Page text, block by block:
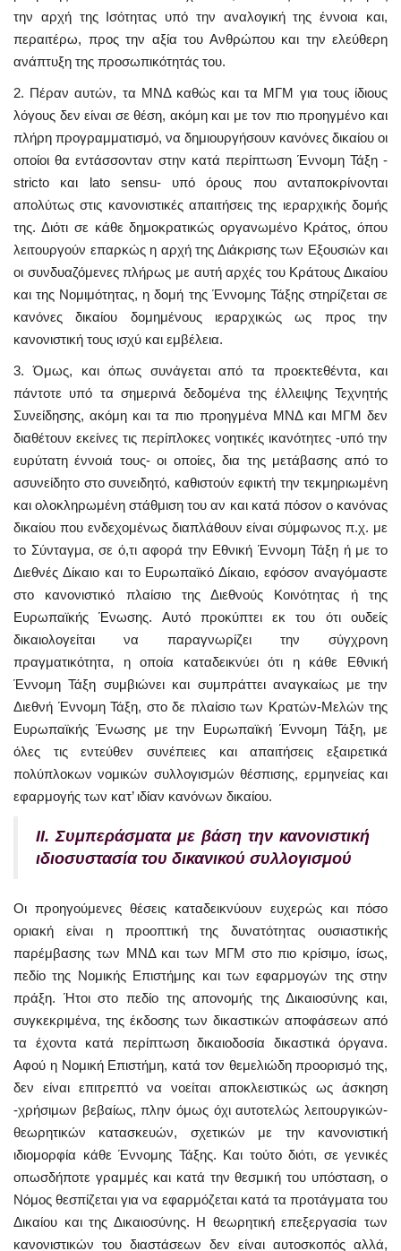
την αρχή της Ισότητας υπό την αναλογική της έννοια και,
περαιτέρω, προς την αξία του Ανθρώπου και την ελεύθερη
ανάπτυξη της προσωπικότητάς του.
2. Πέραν αυτών, τα ΜΝΔ καθώς και τα ΜΓΜ για τους ίδιους
λόγους δεν είναι σε θέση, ακόμη και με τον πιο προηγμένο και
πλήρη προγραμματισμό, να δημιουργήσουν κανόνες δικαίου οι
οποίοι θα εντάσσονταν στην κατά περίπτωση Έννομη Τάξη -
stricto και lato sensu- υπό όρους που ανταποκρίνονται
απολύτως στις κανονιστικές απαιτήσεις της ιεραρχικής δομής
της. Διότι σε κάθε δημοκρατικώς οργανωμένο Κράτος, όπου
λειτουργούν επαρκώς η αρχή της Διάκρισης των Εξουσιών και
οι συνδυαζόμενες πλήρως με αυτή αρχές του Κράτους Δικαίου
και της Νομιμότητας, η δομή της Έννομης Τάξης στηρίζεται σε
κανόνες δικαίου δομημένους ιεραρχικώς ως προς την
κανονιστική τους ισχύ και εμβέλεια.
3. Όμως, και όπως συνάγεται από τα προεκτεθέντα, και
πάντοτε υπό τα σημερινά δεδομένα της έλλειψης Τεχνητής
Συνείδησης, ακόμη και τα πιο προηγμένα ΜΝΔ και ΜΓΜ δεν
διαθέτουν εκείνες τις περίπλοκες νοητικές ικανότητες -υπό την
ευρύτατη έννοιά τους- οι οποίες, δια της μετάβασης από το
ασυνείδητο στο συνειδητό, καθιστούν εφικτή την τεκμηριωμένη
και ολοκληρωμένη στάθμιση του αν και κατά πόσον ο κανόνας
δικαίου που ενδεχομένως διαπλάθουν είναι σύμφωνος π.χ. με
το Σύνταγμα, σε ό,τι αφορά την Εθνική Έννομη Τάξη ή με το
Διεθνές Δίκαιο και το Ευρωπαϊκό Δίκαιο, εφόσον αναγόμαστε
στο κανονιστικό πλαίσιο της Διεθνούς Κοινότητας ή της
Ευρωπαϊκής Ένωσης. Αυτό προκύπτει εκ του ότι ουδείς
δικαιολογείται να παραγνωρίζει την σύγχρονη
πραγματικότητα, η οποία καταδεικνύει ότι η κάθε Εθνική
Έννομη Τάξη συμβιώνει και συμπράττει αναγκαίως με την
Διεθνή Έννομη Τάξη, στο δε πλαίσιο των Κρατών-Μελών της
Ευρωπαϊκής Ένωσης με την Ευρωπαϊκή Έννομη Τάξη, με
όλες τις εντεύθεν συνέπειες και απαιτήσεις εξαιρετικά
πολύπλοκων νομικών συλλογισμών θέσπισης, ερμηνείας και
εφαρμογής των κατ’ ιδίαν κανόνων δικαίου.
ΙΙ. Συμπεράσματα με βάση την κανονιστική
ιδιοσυστασία του δικανικού συλλογισμού
Οι προηγούμενες θέσεις καταδεικνύουν ευχερώς και πόσο
οριακή είναι η προοπτική της δυνατότητας ουσιαστικής
παρέμβασης των ΜΝΔ και των ΜΓΜ στο πιο κρίσιμο, ίσως,
πεδίο της Νομικής Επιστήμης και των εφαρμογών της στην
πράξη. Ήτοι στο πεδίο της απονομής της Δικαιοσύνης και,
συγκεκριμένα, της έκδοσης των δικαστικών αποφάσεων από
τα έχοντα κατά περίπτωση δικαιοδοσία δικαστικά όργανα.
Αφού η Νομική Επιστήμη, κατά τον θεμελιώδη προορισμό της,
δεν είναι επιτρεπτό να νοείται αποκλειστικώς ως άσκηση
-χρήσιμων βεβαίως, πλην όμως όχι αυτοτελώς λειτουργικών-
θεωρητικών κατασκευών, σχετικών με την κανονιστική
ιδιομορφία κάθε Έννομης Τάξης. Και τούτο διότι, σε γενικές
οπωσδήποτε γραμμές και κατά την θεσμική του υπόσταση, ο
Νόμος θεσπίζεται για να εφαρμόζεται κατά τα προτάγματα του
Δικαίου και της Δικαιοσύνης. Η θεωρητική επεξεργασία των
κανονιστικών του διαστάσεων δεν είναι αυτοσκοπός αλλά,